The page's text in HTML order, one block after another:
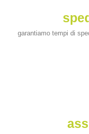
garantiamo tempi di